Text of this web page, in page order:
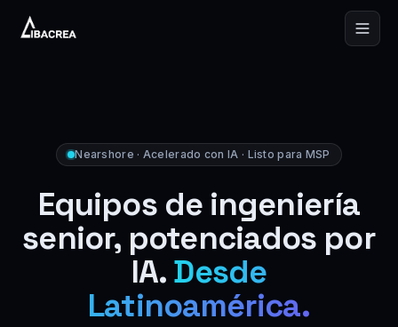
Nearshore · Acelerado con IA · Listo para MSP
Equipos de ingeniería
senior, potenciados por
IA.Desde
Latinoamérica.